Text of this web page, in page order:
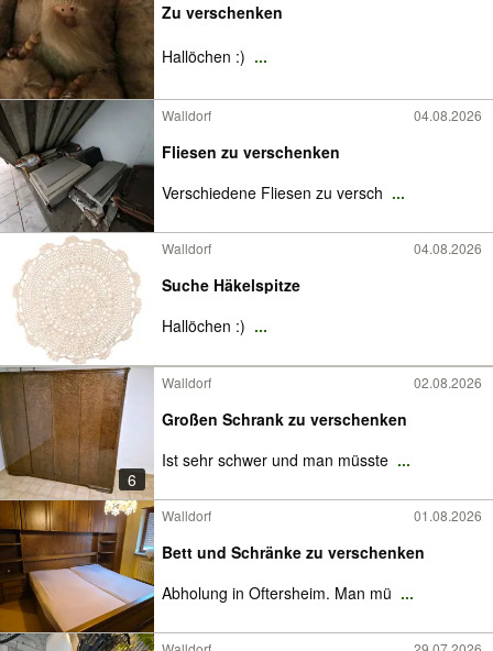
Zu verschenken
Hallöchen :) ...
Walldorf 04.08.2026
Fliesen zu verschenken
Verschiedene Fliesen zu versch ...
Walldorf 04.08.2026
Suche Häkelspitze
Hallöchen :) ...
6
Walldorf 02.08.2026
Großen Schrank zu verschenken
Ist sehr schwer und man müsste ...
Walldorf 01.08.2026
Bett und Schränke zu verschenken
Abholung in Oftersheim. Man mü ...